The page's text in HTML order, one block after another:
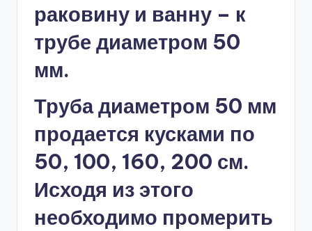
раковину и ванну – к
трубе диаметром 50
мм.
Труба диаметром 50 мм
продается кусками по
50, 100, 160, 200 см.
Исходя из этого
необходимо промерить